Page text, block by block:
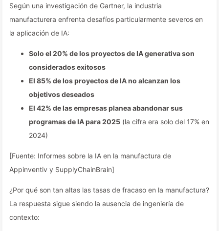
Según una investigación de Gartner, la industria
manufacturera enfrenta desafíos particularmente severos en
la aplicación de IA:
Solo el 20% de los proyectos de IA generativa son
considerados exitosos
El 85% de los proyectos de IA no alcanzan los
objetivos deseados
El 42% de las empresas planea abandonar sus
programas de IA para 2025 (la cifra era solo del 17% en
2024)
[Fuente: Informes sobre la IA en la manufactura de
Appinventiv y SupplyChainBrain]
¿Por qué son tan altas las tasas de fracaso en la manufactura?
La respuesta sigue siendo la ausencia de ingeniería de
contexto: